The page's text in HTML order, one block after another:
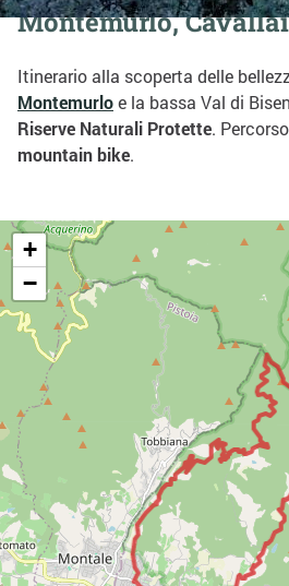
Montemurlo,
Itinerario alla scoperta delle
Montemurloe la bassa Val di
Riserve Naturali Protette.
mountain bike.
+
−